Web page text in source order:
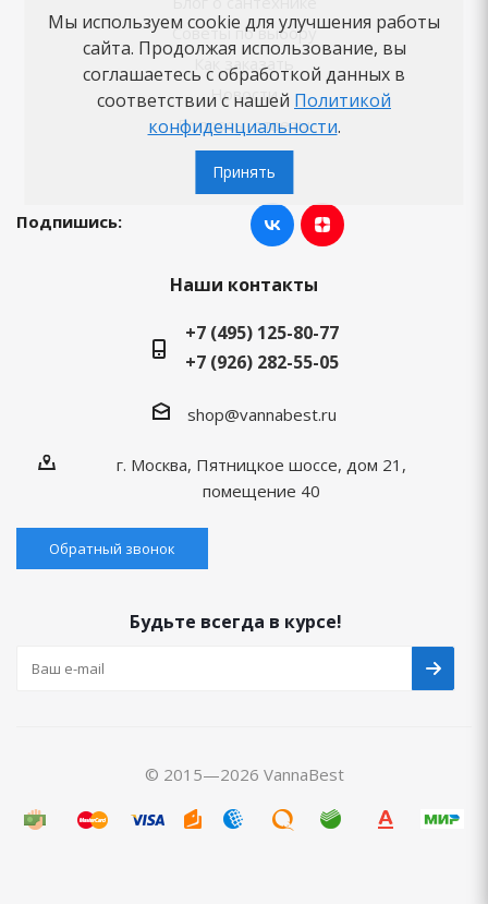
Советы по выбору
Как заказать
Новости
Вопросы-ответы
Бренды
Подпишись:
Наши контакты
+7 (495) 125-80-77
+7 (926) 282-55-05
shop@vannabest.ru
г. Москва, Пятницкое шоссе, дом 21,
помещение 40
Обратный звонок
Будьте всегда в курсе!
© 2015—2026 VannaBest
Мы используем cookie для улучшения работы
сайта. Продолжая использование, вы
соглашаетесь с обработкой данных в
соответствии с нашей Политикой
конфиденциальности.
Принять